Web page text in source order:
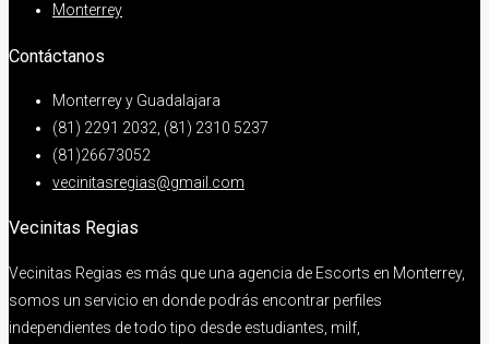
Monterrey
Contáctanos
Monterrey y Guadalajara
(81) 2291 2032, (81) 2310 5237
(81)26673052
vecinitasregias@gmail.com
Vecinitas Regias
Vecinitas Regias es más que una agencia de Escorts en Monterrey,
somos un servicio en donde podrás encontrar perfiles
independientes de todo tipo desde estudiantes, milf,